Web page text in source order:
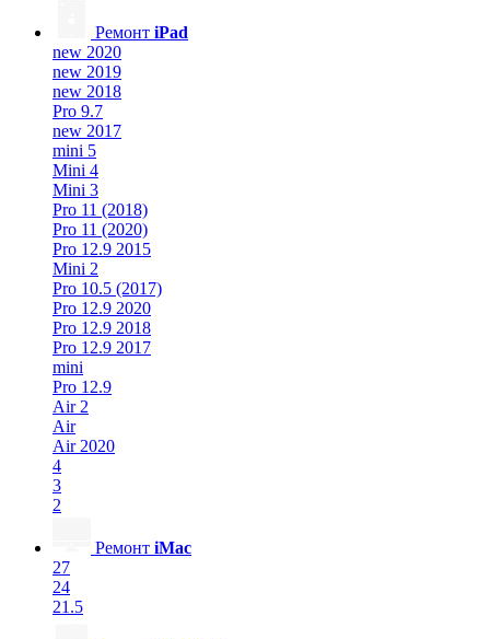
Ремонт iPad
new 2020
new 2019
new 2018
Pro 9.7
new 2017
mini 5
Mini 4
Mini 3
Pro 11 (2018)
Pro 11 (2020)
Pro 12.9 2015
Mini 2
Pro 10.5 (2017)
Pro 12.9 2020
Pro 12.9 2018
Pro 12.9 2017
mini
Pro 12.9
Air 2
Air
Air 2020
4
3
2
Ремонт iMac
27
24
21.5